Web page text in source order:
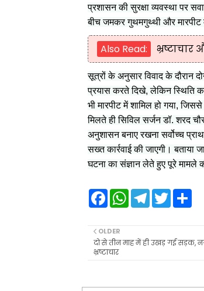
प्रशासन की सुरक्षा व्यवस्था पर
बीच जमकर गुथमगुथ्थी और मारपीट
Also Read:
सूत्रों के अनुसार विवाद के दौरान
प्रयास करते दिखे, लेकिन स्थिति
भी मारपीट में शामिल हो गया,
मिलते ही सिविल सर्जन डॉ. शरद
अनुशासन बनाए रखना सर्वोच्च
सख्त कार्रवाई की जाएगी। बताया
घटना का संज्ञान लेते हुए पूरे मामले
F
a
b
o
o
W
A
p
T
e
r
T
e
r
S
OLDER
दो से तीन माह में ही उखड़ गई सड़क,
भ्रष्टाचार